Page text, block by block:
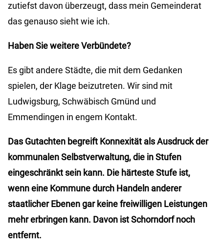
zutiefst davon überzeugt, dass mein Gemeinderat
das genauso sieht wie ich.
Haben Sie weitere Verbündete?
Es gibt andere Städte, die mit dem Gedanken
spielen, der Klage beizutreten. Wir sind mit
Ludwigsburg, Schwäbisch Gmünd und
Emmendingen in engem Kontakt.
Das Gutachten begreift Konnexität als Ausdruck der
kommunalen Selbstverwaltung, die in Stufen
eingeschränkt sein kann. Die härteste Stufe ist,
wenn eine Kommune durch Handeln anderer
staatlicher Ebenen gar keine freiwilligen Leistungen
mehr erbringen kann. Davon ist Schorndorf noch
entfernt.